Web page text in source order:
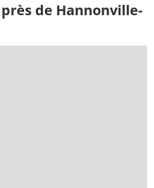
de Hannonville-